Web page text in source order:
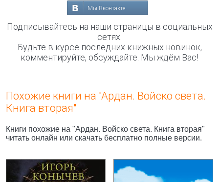
Мы Вконтакте
Подписывайтесь на наши страницы в социальных
сетях.
Будьте в курсе последних книжных новинок,
комментируйте, обсуждайте. Мы ждём Вас!
Похожие книги на "Ардан. Войско света.
Книга вторая"
Книги похожие на "Ардан. Войско света. Книга вторая"
читать онлайн или скачать бесплатно полные версии.